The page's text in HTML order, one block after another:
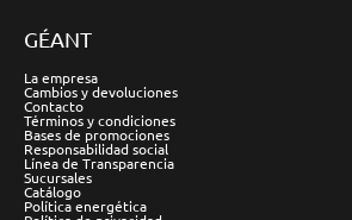
GÉANT
La empresa
Cambios y devoluciones
Contacto
Términos y condiciones
Bases de promociones
Responsabilidad social
Línea de Transparencia
Sucursales
Catálogo
Política energética